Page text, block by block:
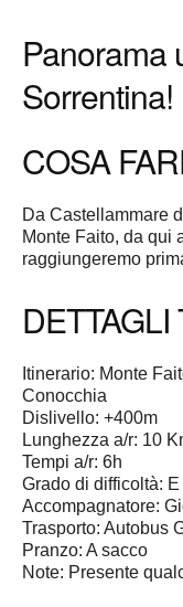
Panorama
Sorrentina!
COSA
Da Castellammare
Monte Faito, da qui
raggiungeremo
Itinerario: Monte
Conocchia
Dislivello: +400m
Lunghezza a/r: 10
Tempi a/r: 6h
Grado di difficoltà:
Accompagnatore:
Trasporto: Autobus
Pranzo: A sacco
Note: Presente